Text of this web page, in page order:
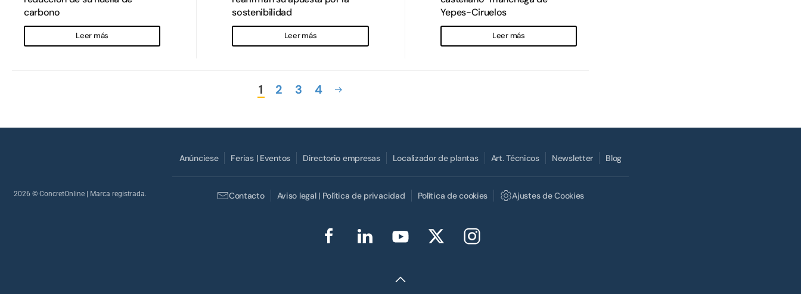
carbono
Leer más
sostenibilidad
Leer más
Yepes-Ciruelos
Leer más
1 2 3 4
2026 © ConcretOnline | Marca registrada.
Anúnciese Ferias | Eventos Directorio empresas Localizador de plantas Art. Técnicos Newsletter Blog
Contacto Aviso legal | Política de privacidad Política de cookies Ajustes de Cookies